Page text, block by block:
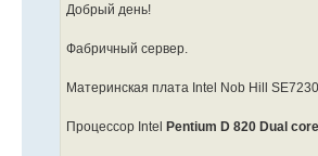
Добрый день!
Фабричный сервер.
Материнская плата Intel Nob Hill
Процессор Intel Pentium D 820 Dual